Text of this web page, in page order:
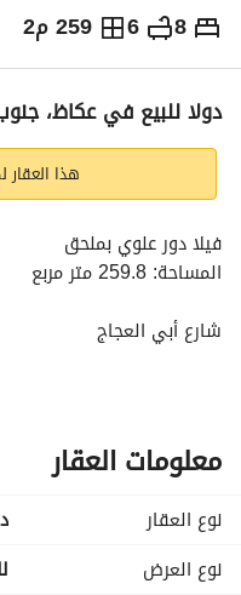
8
6 259 م2 ⃁
780,000
التفاصيل معلوماتدولا للبيع في عكاظ،
هذا العقار
فيلا دور علوي بملحق
المساحة: 259.8 متر مربع
شارع أبي العجاج
معلومات العقار
نوع العقار
نوع العرض